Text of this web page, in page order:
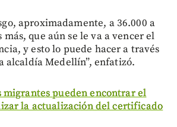
aproximadamente, a 36.000 a
que aún se le va a vencer el
y esto lo puede hacer a través
alcaldía Medellín”, enfatizó.
migrantes pueden encontrar el
la actualización del certificado